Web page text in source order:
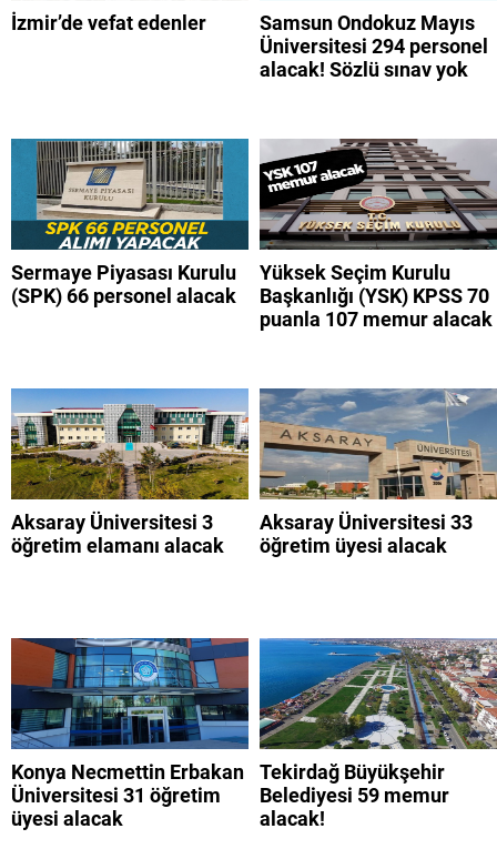
İzmir’de vefat edenler
Samsun Ondokuz Mayıs
Üniversitesi 294 personel
alacak! Sözlü sınav yok
Sermaye Piyasası Kurulu
(SPK) 66 personel alacak
Yüksek Seçim Kurulu
Başkanlığı (YSK) KPSS 70
puanla 107 memur alacak
Aksaray Üniversitesi 3
öğretim elamanı alacak
Aksaray Üniversitesi 33
öğretim üyesi alacak
Konya Necmettin Erbakan
Üniversitesi 31 öğretim
üyesi alacak
Tekirdağ Büyükşehir
Belediyesi 59 memur
alacak!